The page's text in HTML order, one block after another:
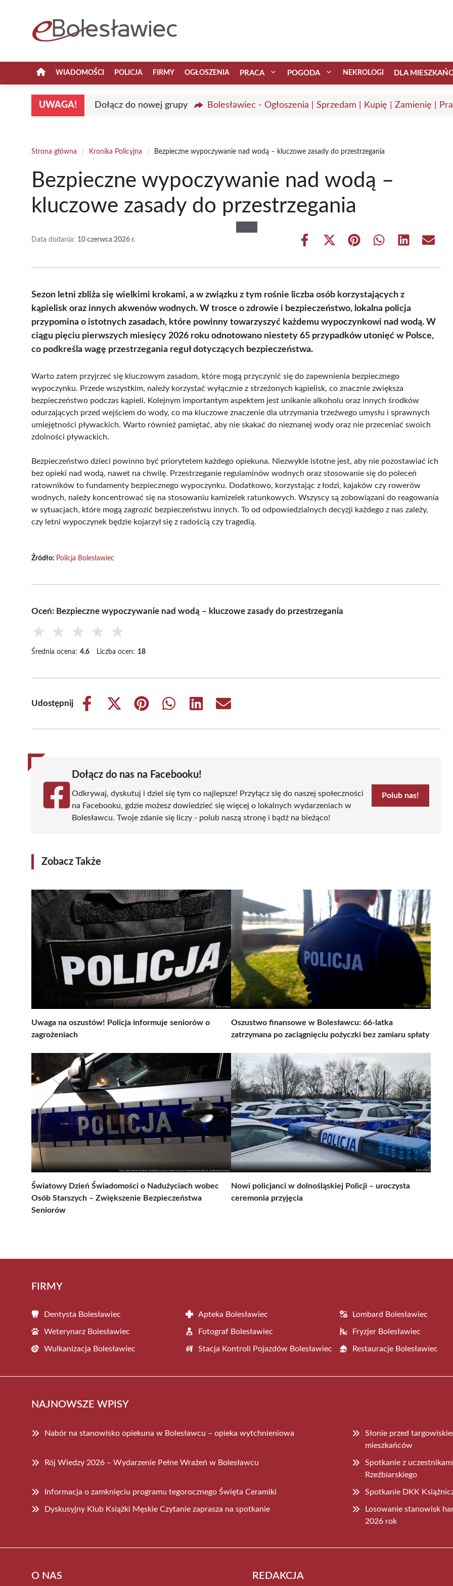
WIADOMOŚCI POLICJA FIRMY OGŁOSZENIA PRACA POGODA NEKROLOGI DLA
UWAGA! Dołącz do nowej grupy Bolesławiec - Ogłoszenia | Sprzedam | Kupię | Zamienię |
Strona główna / Kronika Policyjna / Bezpieczne wypoczywanie nad wodą – kluczowe zasady do przestrzegania
Bezpieczne wypoczywanie nad wodą –
kluczowe zasady do przestrzegania
Data dodania: 10 czerwca 2026 r.
Share
Share
(Twitter)
Share Share Share Share
Sezon letni zbliża się wielkimi krokami, a w związku z tym rośnie liczba osób korzystających z
kąpielisk oraz innych akwenów wodnych. W trosce o zdrowie i bezpieczeństwo, lokalna policja
przypomina o istotnych zasadach, które powinny towarzyszyć każdemu wypoczynkowi nad wodą. W
ciągu pięciu pierwszych miesięcy 2026 roku odnotowano niestety 65 przypadków utonięć w Polsce,
co podkreśla wagę przestrzegania reguł dotyczących bezpieczeństwa.
Warto zatem przyjrzeć się kluczowym zasadom, które mogą przyczynić się do zapewnienia bezpiecznego
wypoczynku. Przede wszystkim, należy korzystać wyłącznie z strzeżonych kąpielisk, co znacznie zwiększa
bezpieczeństwo podczas kąpieli. Kolejnym importantym aspektem jest unikanie alkoholu oraz innych środków
odurzających przed wejściem do wody, co ma kluczowe znaczenie dla utrzymania trzeźwego umysłu i sprawnych
umiejętności pływackich. Warto również pamiętać, aby nie skakać do nieznanej wody oraz nie przeceniać swoich
zdolności pływackich.
Bezpieczeństwo dzieci powinno być priorytetem każdego opiekuna. Niezwykle istotne jest, aby nie pozostawiać ich
bez opieki nad wodą, nawet na chwilę. Przestrzeganie regulaminów wodnych oraz stosowanie się do poleceń
ratowników to fundamenty bezpiecznego wypoczynku. Dodatkowo, korzystając z łodzi, kajaków czy rowerów
wodnych, należy koncentrować się na stosowaniu kamizelek ratunkowych. Wszyscy są zobowiązani do reagowania
w sytuacjach, które mogą zagrozić bezpieczeństwu innych. To od odpowiedzialnych decyzji każdego z nas zależy,
czy letni wypoczynek będzie kojarzył się z radością czy tragedią.
Źródło: Policja Bolesławiec
Oceń: Bezpieczne wypoczywanie nad wodą – kluczowe zasady do przestrzegania
★ ★ ★ ★ ★
Średnia ocena: 4.6 Liczba ocen: 18
Udostępnij
Share
Share
(Twitter)
Share
Share
Share
Share
Dołącz do nas na Facebooku!
Odkrywaj, dyskutuj i dziel się tym co najlepsze! Przyłącz się do naszej społeczności
na Facebooku, gdzie możesz dowiedzieć się więcej o lokalnych wydarzeniach w
Bolesławcu. Twoje zdanie się liczy - polub naszą stronę i bądź na bieżąco!
Polub nas!
Zobacz Także
Uwaga na oszustów! Policja informuje seniorów o
zagrożeniach
Oszustwo finansowe w Bolesławcu: 66-latka
zatrzymana po zaciągnięciu pożyczki bez zamiaru spłaty
Światowy Dzień Świadomości o Nadużyciach wobec
Osób Starszych – Zwiększenie Bezpieczeństwa
Seniorów
Nowi policjanci w dolnośląskiej Policji – uroczysta
ceremonia przyjęcia
FIRMY
Dentysta Bolesławiec Apteka Bolesławiec Lombard Bolesławiec
Weterynarz Bolesławiec Fotograf Bolesławiec Fryzjer Bolesławiec
Wulkanizacja Bolesławiec Stacja Kontroli Pojazdów Bolesławiec Restauracje Bolesławiec
NAJNOWSZE WPISY
Nabór na stanowisko opiekuna w Bolesławcu – opieka wytchnieniowa
Słonie przed
mieszkańców
Rój Wiedzy 2026 – Wydarzenie Pełne Wrażeń w Bolesławcu
Spotkanie z
Rzeźbiarskiego
Informacja o zamknięciu programu tegorocznego Święta Ceramiki Spotkanie DKK
Dyskusyjny Klub Książki Męskie Czytanie zaprasza na spotkanie
Losowanie stanowisk
2026 rok
O NAS REDAKCJA